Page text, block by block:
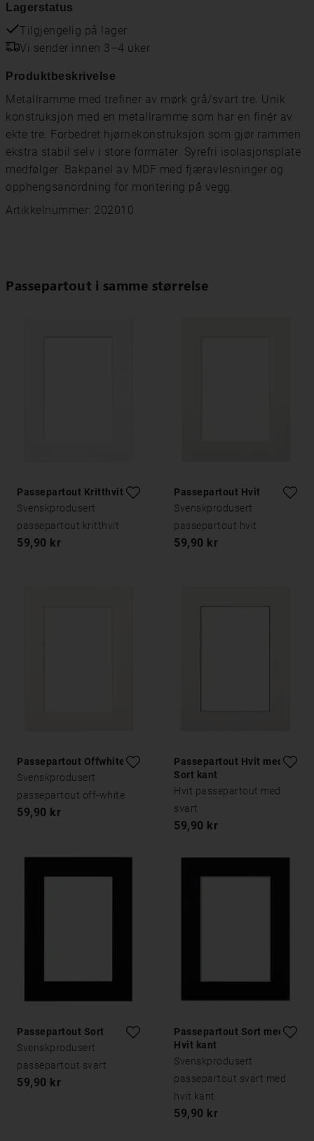
Lagerstatus
Tilgjengelig på lager
Vi sender innen 3–4 uker
Produktbeskrivelse
Metallramme med trefiner av mørk grå/svart tre. Unik
konstruksjon med en metallramme som har en finér av
ekte tre. Forbedret hjørnekonstruksjon som gjør rammen
ekstra stabil selv i store formater. Syrefri isolasjonsplate
medfølger. Bakpanel av MDF med fjæravlesninger og
opphengsanordning for montering på vegg.
Artikkelnummer: 202010
Passepartout i samme størrelse
Passepartout Kritthvitt
Svenskprodusert
passepartout kritthvit
59,90 kr
Passepartout Hvit
Svenskprodusert
passepartout hvit
59,90 kr
Passepartout Offwhite
Svenskprodusert
passepartout off-white
59,90 kr
Passepartout Hvit med
Sort kant
Hvit passepartout med
svart
59,90 kr
Passepartout Sort
Svenskprodusert
passepartout svart
59,90 kr
Passepartout Sort med
Hvit kant
Svenskprodusert
passepartout svart med
hvit kant
59,90 kr